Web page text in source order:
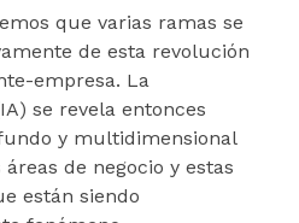
que varias ramas se
de esta revolución
empresa. La
se revela entonces
y multidimensional
de negocio y estas
están siendo